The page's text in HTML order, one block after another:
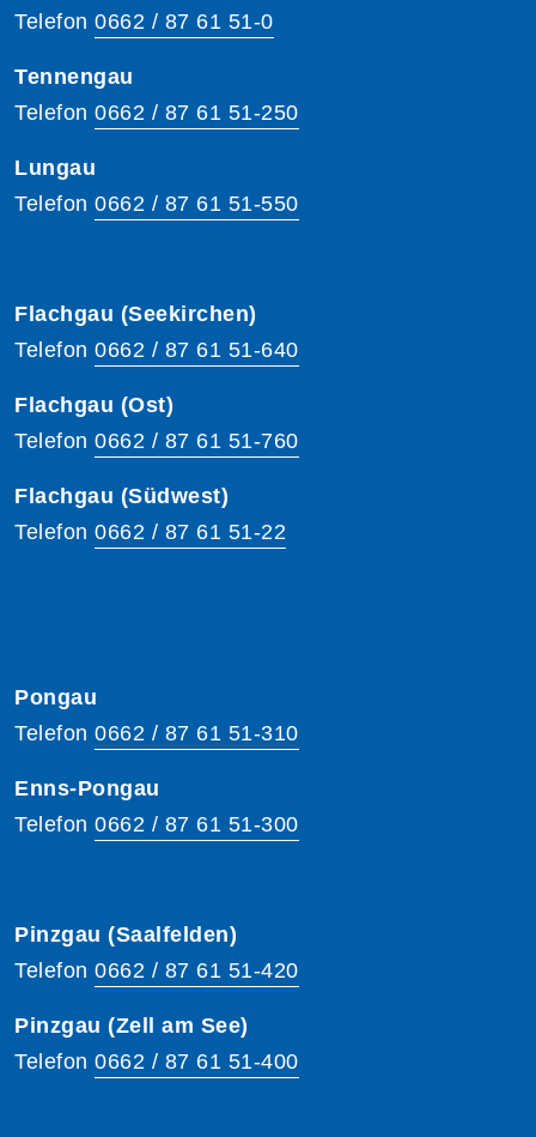
Telefon 0662 / 87 61 51-0
Tennengau
Telefon 0662 / 87 61 51-250
Lungau
Telefon 0662 / 87 61 51-550
Flachgau (Seekirchen)
Telefon 0662 / 87 61 51-640
Flachgau (Ost)
Telefon 0662 / 87 61 51-760
Flachgau (Südwest)
Telefon 0662 / 87 61 51-22
Pongau
Telefon 0662 / 87 61 51-310
Enns-Pongau
Telefon 0662 / 87 61 51-300
Pinzgau (Saalfelden)
Telefon 0662 / 87 61 51-420
Pinzgau (Zell am See)
Telefon 0662 / 87 61 51-400